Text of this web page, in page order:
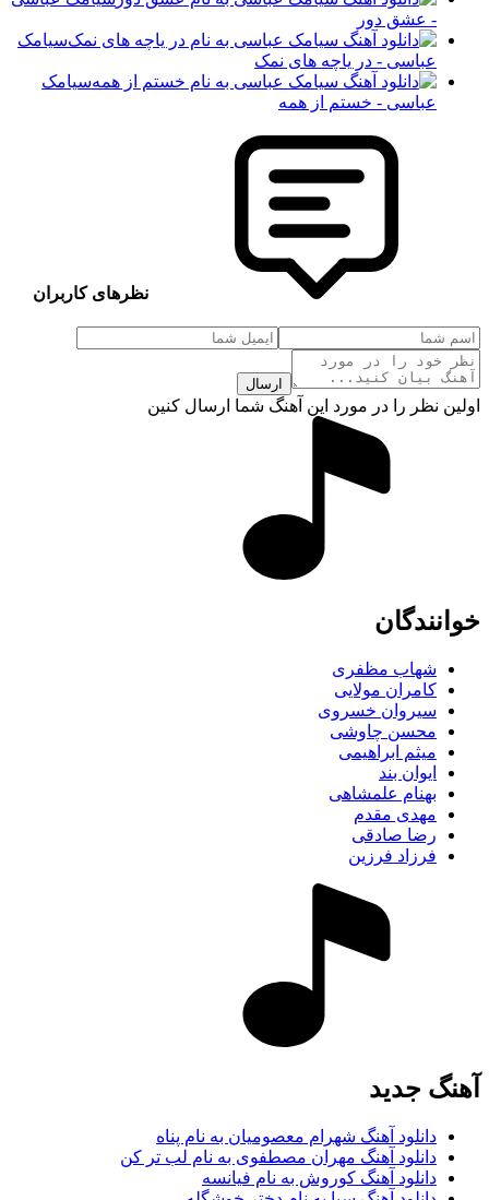
- عشق دور
سیامک
عباسی - در یاچه های نمک
سیامک
عباسی - خستم از همه
نظرهای کاربران
ارسال
اولین نظر را در مورد این آهنگ شما ارسال کنین
خوانندگان
شهاب مظفری
کامران مولایی
سیروان خسروی
محسن چاوشی
میثم ابراهیمی
ایوان بند
بهنام علمشاهی
مهدی مقدم
رضا صادقی
فرزاد فرزین
آهنگ جديد
دانلود آهنگ شهرام معصومیان به نام پناه
دانلود آهنگ مهران مصطفوی به نام لب تر کن
دانلود آهنگ کوروش به نام فیانسه